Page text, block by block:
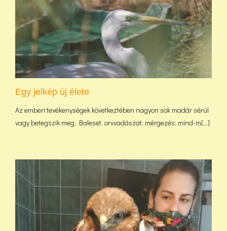
Egy jelkép új élete
Az emberi tevékenységek következtében nagyon sok madár sérül
vagy betegszik meg. Baleset, orvvadászat, mérgezés: mind-m[...]